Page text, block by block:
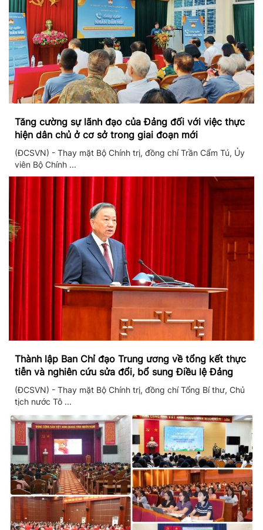
Tăng cường sự lãnh đạo của Đảng đối với việc thực
hiện dân chủ ở cơ sở trong giai đoạn mới
(ĐCSVN) - Thay mặt Bộ Chính trị, đồng chí Trần Cẩm Tú, Ủy
viên Bộ Chính ...
Thành lập Ban Chỉ đạo Trung ương về tổng kết thực
tiễn và nghiên cứu sửa đổi, bổ sung Điều lệ Đảng
(ĐCSVN) - Thay mặt Bộ Chính trị, đồng chí Tổng Bí thư, Chủ
tịch nước Tô ...